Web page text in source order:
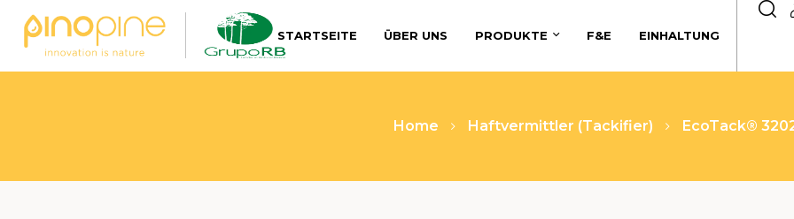
STARTSEITE ÜBER UNS PRODUKTE F&E EINHALTUNG
Home Haftvermittler (Tackifier) EcoTack®